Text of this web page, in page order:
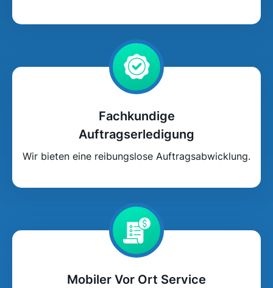
Fachkundige
Auftragserledigung
Wir bieten eine reibungslose Auftragsabwicklung.
Mobiler Vor Ort Service